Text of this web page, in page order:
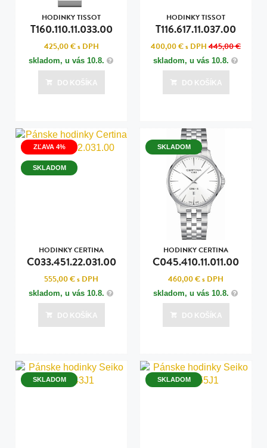
HODINKY TISSOT
T160.110.11.033.00
425,00 €s DPH
skladom, u vás 10.8.
DO KOŠÍKA
HODINKY TISSOT
T116.617.11.037.00
400,00 €s DPH 445,00 €
skladom, u vás 10.8.
DO KOŠÍKA
ZĽAVA 4%
SKLADOM
HODINKY CERTINA
C033.451.22.031.00
555,00 €s DPH
skladom, u vás 10.8.
DO KOŠÍKA
SKLADOM
HODINKY CERTINA
C045.410.11.011.00
460,00 €s DPH
skladom, u vás 10.8.
DO KOŠÍKA
SKLADOM SKLADOM